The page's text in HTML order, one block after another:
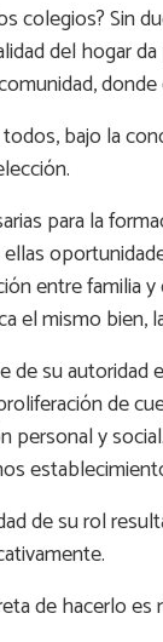
Sin
del hogar
bajo la
para la
entre familia
el mismo bien,
de su
de
y
de su rol
de hacerlo